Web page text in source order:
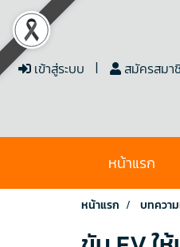
เข้าสู่ระบบ สมัครสมา
หน้าแรก
หน้าแรก บทควา